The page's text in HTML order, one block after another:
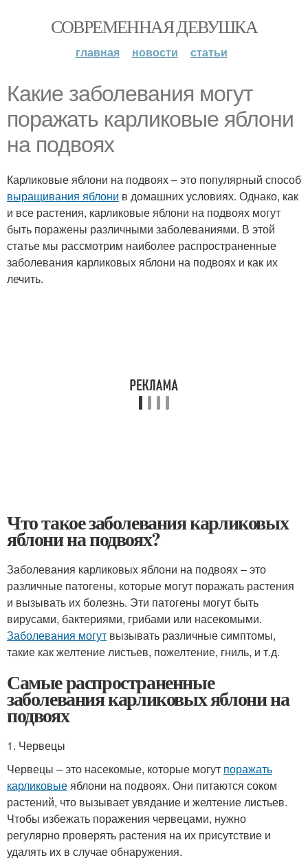
СОВРЕМЕННАЯ ДЕВУШКА
главная новости статьи
Какие заболевания могут
поражать карликовые яблони
на подвоях
Карликовые яблони на подвоях – это популярный способ
выращивания яблони в домашних условиях. Однако, как
и все растения, карликовые яблони на подвоях могут
быть поражены различными заболеваниями. В этой
статье мы рассмотрим наиболее распространенные
заболевания карликовых яблони на подвоях и как их
лечить.
Что такое заболевания карликовых
яблони на подвоях?
Заболевания карликовых яблони на подвоях – это
различные патогены, которые могут поражать растения
и вызывать их болезнь. Эти патогены могут быть
вирусами, бактериями, грибами или насекомыми.
Заболевания могут вызывать различные симптомы,
такие как желтение листьев, пожелтение, гниль, и т.д.
Самые распространенные
заболевания карликовых яблони на
подвоях
1. Червецы
Червецы – это насекомые, которые могут поражать
карликовыеяблони на подвоях. Они питаются соком
растений, что вызывает увядание и желтение листьев.
Чтобы избежать поражения червецами, нужно
регулярно проверять растения на их присутствие и
удалять их в случае обнаружения.